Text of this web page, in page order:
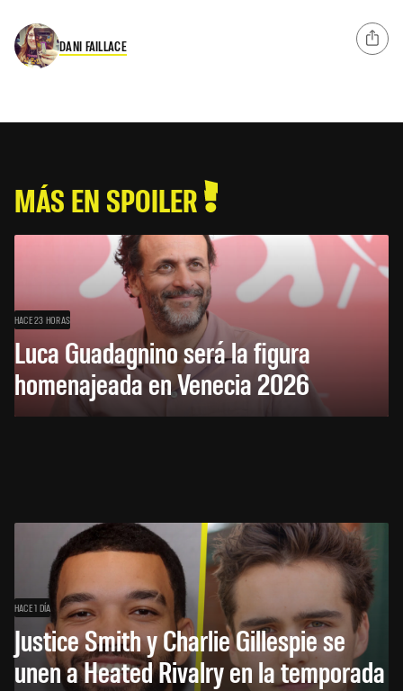
DANI FAILLACE
MÁS EN SPOILER
HACE 23 HORAS
Luca Guadagnino será la figura
homenajeada en Venecia 2026
HACE 1 DÍA
Justice Smith y Charlie Gillespie se
unen a Heated Rivalry en la temporada